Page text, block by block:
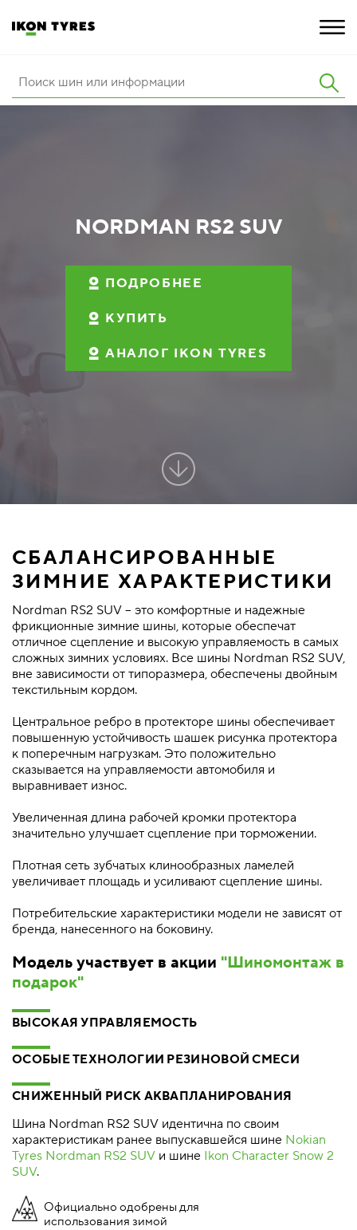
О КОМПАНИИ
ПОКУПКА И АКЦИИ
NORDMAN RS2 SUV
ПОДРОБНЕЕ
КУПИТЬ
АНАЛОГ IKON TYRES
СБАЛАНСИРОВАННЫЕ
ЗИМНИЕ ХАРАКТЕРИСТИКИ
Nordman RS2 SUV – это комфортные и надежные
фрикционные зимние шины, которые обеспечат
отличное сцепление и высокую управляемость в самых
сложных зимних условиях. Все шины Nordman RS2 SUV,
вне зависимости от типоразмера, обеспечены двойным
текстильным кордом.
Центральное ребро в протекторе шины обеспечивает
повышенную устойчивость шашек рисунка протектора
к поперечным нагрузкам. Это положительно
сказывается на управляемости автомобиля и
выравнивает износ.
Увеличенная длина рабочей кромки протектора
значительно улучшает сцепление при торможении.
Плотная сеть зубчатых клинообразных ламелей
увеличивает площадь и усиливают сцепление шины.
Потребительские характеристики модели не зависят от
бренда, нанесенного на боковину.
Модель участвует в акции "Шиномонтаж в
подарок"
ВЫСОКАЯ УПРАВЛЯЕМОСТЬ
ОСОБЫЕ ТЕХНОЛОГИИ РЕЗИНОВОЙ СМЕСИ
СНИЖЕННЫЙ РИСК АКВАПЛАНИРОВАНИЯ
Шина Nordman RS2 SUV идентична по своим
характеристикам ранее выпускавшейся шине Nokian
Tyres Nordman RS2 SUV и шине Ikon Character Snow 2
SUV.
Официально одобрены для
использования зимой